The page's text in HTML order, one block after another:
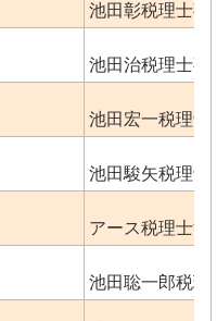
池田彰税理士事
池田治税理士事
池田宏一税理士
池田駿矢税理士
アース税理士法
池田聡一郎税理